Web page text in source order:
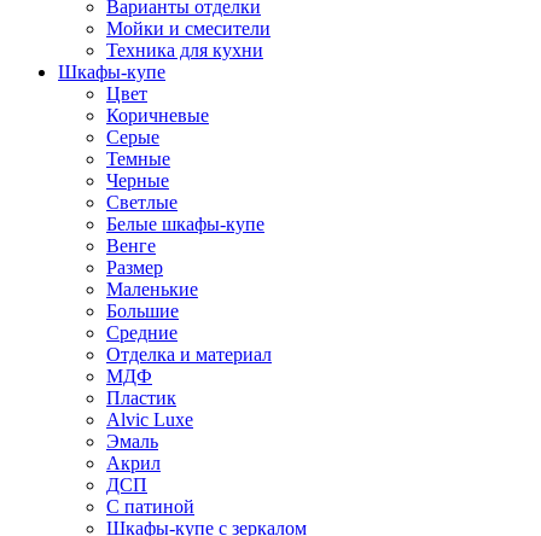
Варианты отделки
Мойки и смесители
Техника для кухни
Шкафы-купе
Цвет
Коричневые
Серые
Темные
Черные
Светлые
Белые шкафы-купе
Венге
Размер
Маленькие
Большие
Средние
Отделка и материал
МДФ
Пластик
Alvic Luxe
Эмаль
Акрил
ДСП
С патиной
Шкафы-купе с зеркалом